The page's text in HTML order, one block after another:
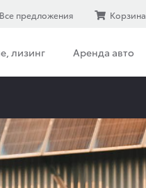
лизинг Аренда авто
Все предложения Корзина